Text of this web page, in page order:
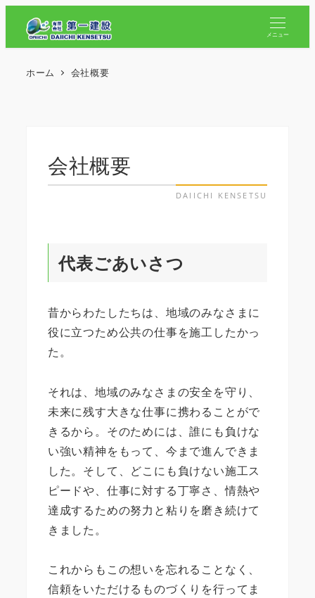
メニュー
ホーム 会社概要
会社概要
代表ごあいさつ
昔からわたしたちは、地域のみなさまに
役に立つため公共の仕事を施工したかっ
た。
それは、地域のみなさまの安全を守り、
未来に残す大きな仕事に携わることがで
きるから。そのためには、誰にも負けな
い強い精神をもって、今まで進んできま
した。そして、どこにも負けない施工ス
ピードや、仕事に対する丁寧さ、情熱や
達成するための努力と粘りを磨き続けて
きました。
これからもこの想いを忘れることなく、
信頼をいただけるものづくりを行ってま